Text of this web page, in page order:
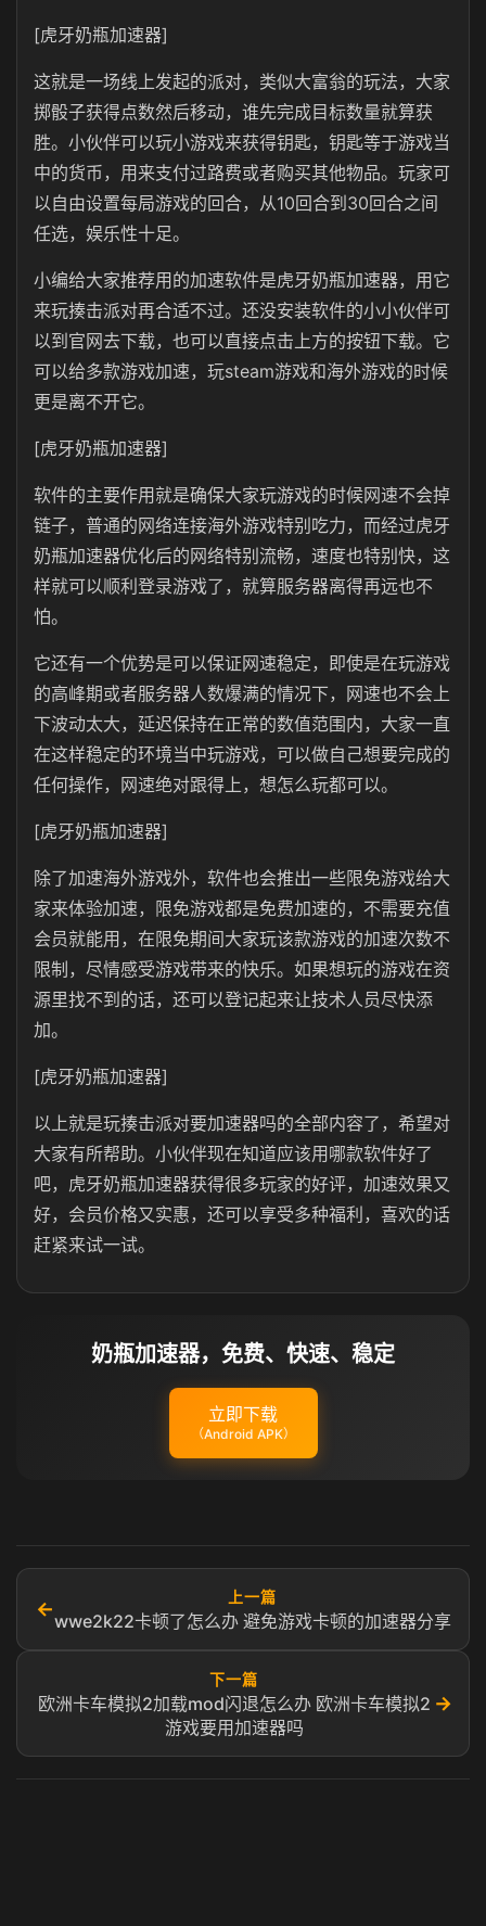
[虎牙奶瓶加速器]
这就是一场线上发起的派对，类似大富翁的玩法，大家
掷骰子获得点数然后移动，谁先完成目标数量就算获
胜。小伙伴可以玩小游戏来获得钥匙，钥匙等于游戏当
中的货币，用来支付过路费或者购买其他物品。玩家可
以自由设置每局游戏的回合，从10回合到30回合之间
任选，娱乐性十足。
小编给大家推荐用的加速软件是虎牙奶瓶加速器，用它
来玩揍击派对再合适不过。还没安装软件的小小伙伴可
以到官网去下载，也可以直接点击上方的按钮下载。它
可以给多款游戏加速，玩steam游戏和海外游戏的时候
更是离不开它。
[虎牙奶瓶加速器]
软件的主要作用就是确保大家玩游戏的时候网速不会掉
链子，普通的网络连接海外游戏特别吃力，而经过虎牙
奶瓶加速器优化后的网络特别流畅，速度也特别快，这
样就可以顺利登录游戏了，就算服务器离得再远也不
怕。
它还有一个优势是可以保证网速稳定，即使是在玩游戏
的高峰期或者服务器人数爆满的情况下，网速也不会上
下波动太大，延迟保持在正常的数值范围内，大家一直
在这样稳定的环境当中玩游戏，可以做自己想要完成的
任何操作，网速绝对跟得上，想怎么玩都可以。
[虎牙奶瓶加速器]
除了加速海外游戏外，软件也会推出一些限免游戏给大
家来体验加速，限免游戏都是免费加速的，不需要充值
会员就能用，在限免期间大家玩该款游戏的加速次数不
限制，尽情感受游戏带来的快乐。如果想玩的游戏在资
源里找不到的话，还可以登记起来让技术人员尽快添
加。
[虎牙奶瓶加速器]
以上就是玩揍击派对要加速器吗的全部内容了，希望对
大家有所帮助。小伙伴现在知道应该用哪款软件好了
吧，虎牙奶瓶加速器获得很多玩家的好评，加速效果又
好，会员价格又实惠，还可以享受多种福利，喜欢的话
赶紧来试一试。
奶瓶加速器，免费、快速、稳定
立即下载
（Android APK）
←
上一篇
wwe2k22卡顿了怎么办 避免游戏卡顿的加速器分享
下一篇
欧洲卡车模拟2加载mod闪退怎么办 欧洲卡车模拟2
游戏要用加速器吗
→